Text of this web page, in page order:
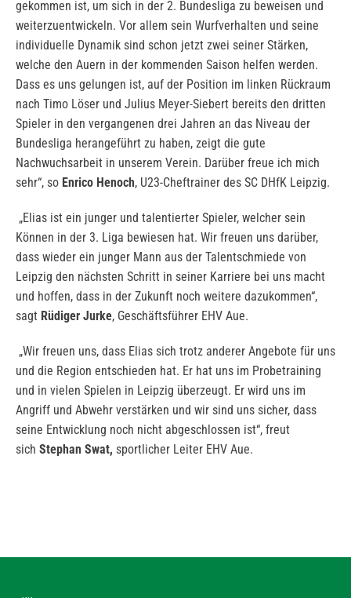
gekommen ist, um sich in der 2. Bundesliga zu beweisen und
weiterzuentwickeln. Vor allem sein Wurfverhalten und seine
individuelle Dynamik sind schon jetzt zwei seiner Stärken,
welche den Auern in der kommenden Saison helfen werden.
Dass es uns gelungen ist, auf der Position im linken Rückraum
nach Timo Löser und Julius Meyer-Siebert bereits den dritten
Spieler in den vergangenen drei Jahren an das Niveau der
Bundesliga herangeführt zu haben, zeigt die gute
Nachwuchsarbeit in unserem Verein. Darüber freue ich mich
sehr“, so Enrico Henoch, U23-Cheftrainer des SC DHfK Leipzig.
„Elias ist ein junger und talentierter Spieler, welcher sein
Können in der 3. Liga bewiesen hat. Wir freuen uns darüber,
dass wieder ein junger Mann aus der Talentschmiede von
Leipzig den nächsten Schritt in seiner Karriere bei uns macht
und hoffen, dass in der Zukunft noch weitere dazukommen“,
sagt Rüdiger Jurke, Geschäftsführer EHV Aue.
„Wir freuen uns, dass Elias sich trotz anderer Angebote für uns
und die Region entschieden hat. Er hat uns im Probetraining
und in vielen Spielen in Leipzig überzeugt. Er wird uns im
Angriff und Abwehr verstärken und wir sind uns sicher, dass
seine Entwicklung noch nicht abgeschlossen ist“, freut
sich Stephan Swat, sportlicher Leiter EHV Aue.